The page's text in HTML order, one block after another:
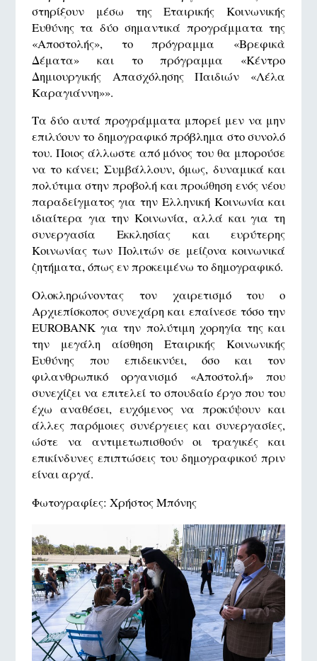
στηρίξουν μέσω της Εταιρικής Κοινωνικής
Ευθύνης τα δύο σημαντικά προγράμματα της
«Αποστολής», το πρόγραμμα «Βρεφικὰ
Δέματα» και το πρόγραμμα «Κέντρο
Δημιουργικής Απασχόλησης Παιδιών «Λέλα
Καραγιάννη»».
Τα δύο αυτά προγράμματα μπορεί μεν να μην
επιλύουν το δημογραφικό πρόβλημα στο συνολό
του. Ποιος άλλωστε από μόνος του θα μπορούσε
να το κάνει; Συμβάλλουν, όμως, δυναμικά και
πολύτιμα στην προβολή και προώθηση ενός νέου
παραδείγματος για την Ελληνική Κοινωνία και
ιδιαίτερα για την Κοινωνία, αλλά και για τη
συνεργασία Εκκλησίας και ευρύτερης
Κοινωνίας των Πολιτών σε μείζονα κοινωνικά
ζητήματα, όπως εν προκειμένω το δημογραφικό.
Ολοκληρώνοντας τον χαιρετισμό του ο
Αρχιεπίσκοπος συνεχάρη και επαίνεσε τόσο την
EUROBANK για την πολύτιμη χορηγία της και
την μεγάλη αίσθηση Εταιρικής Κοινωνικής
Ευθύνης που επιδεικνύει, όσο και τον
φιλανθρωπικό οργανισμό «Αποστολή» που
συνεχίζει να επιτελεί το σπουδαίο έργο που του
έχω αναθέσει, ευχόμενος να προκύψουν και
άλλες παρόμοιες συνέργειες και συνεργασίες,
ώστε να αντιμετωπισθούν οι τραγικές και
επικίνδυνες επιπτώσεις του δημογραφικού πριν
είναι αργά.
Φωτογραφίες: Χρήστος Μπόνης